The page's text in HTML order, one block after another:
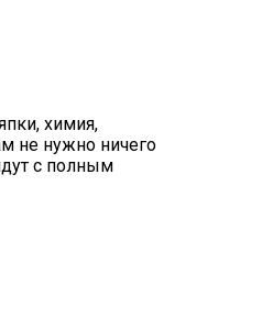
химия,
не нужно ничего
с полным